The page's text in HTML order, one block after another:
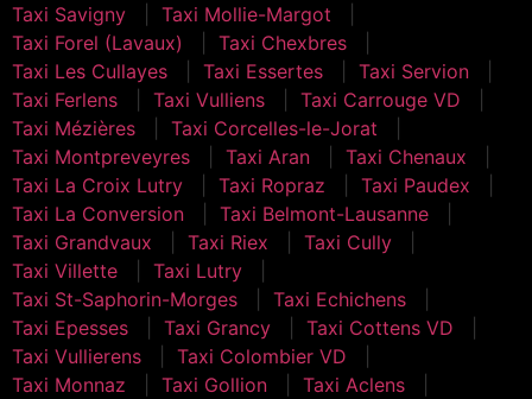
Taxi Savigny
Taxi Mollie-Margot
Taxi Forel (Lavaux)
Taxi Chexbres
Taxi Les Cullayes
Taxi Essertes
Taxi Servion
Taxi Ferlens
Taxi Vulliens
Taxi Carrouge VD
Taxi Mézières
Taxi Corcelles-le-Jorat
Taxi Montpreveyres
Taxi Aran
Taxi Chenaux
Taxi La Croix Lutry
Taxi Ropraz
Taxi Paudex
Taxi La Conversion
Taxi Belmont-Lausanne
Taxi Grandvaux
Taxi Riex
Taxi Cully
Taxi Villette
Taxi Lutry
Taxi St-Saphorin-Morges
Taxi Echichens
Taxi Epesses
Taxi Grancy
Taxi Cottens VD
Taxi Vullierens
Taxi Colombier VD
Taxi Monnaz
Taxi Gollion
Taxi Aclens